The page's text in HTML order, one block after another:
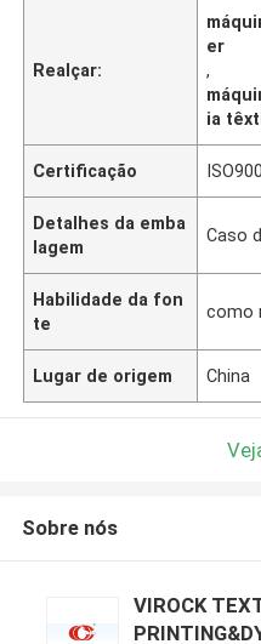
Realçar:
er
,
ia
Certificação
Detalhes da emba
lagem
Caso
Habilidade da fon
te
como
Lugar de origem China
Sobre nós
VIROCK